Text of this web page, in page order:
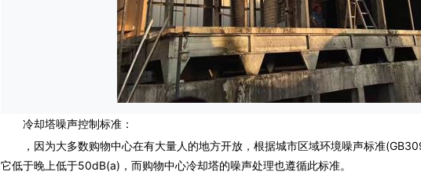
冷却塔噪声控制标准：
，因为大多数购物中心在有大量人的地方开放，根据城市区域环境噪声标准
它低于晚上低于50dB(a)，而购物中心冷却塔的噪声处理也遵循此标准。